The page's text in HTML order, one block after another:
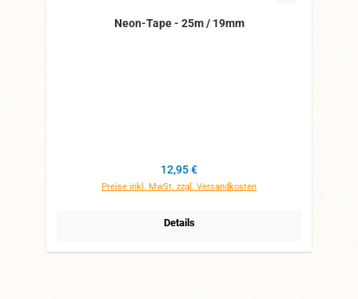
Neon-Tape - 25m / 19mm
Regulärer Preis:
12,95 €
Preise inkl. MwSt. zzgl. Versandkosten
Details